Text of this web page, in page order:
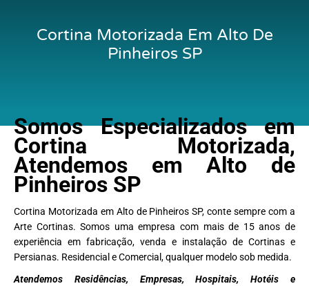
Cortina Motorizada Em Alto De
Pinheiros SP
Somos Especializados em
Cortina Motorizada,
Atendemos em Alto de
Pinheiros SP
Cortina Motorizada em Alto de Pinheiros SP, conte sempre com a
Arte Cortinas. Somos uma empresa com mais de 15 anos de
experiência em fabricação, venda e instalação de Cortinas e
Persianas. Residencial e Comercial, qualquer modelo sob medida.
Atendemos Residências, Empresas, Hospitais, Hotéis e